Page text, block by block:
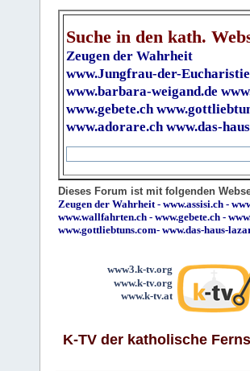
Suche in den kath.
Zeugen der Wahrheit
www.Jungfrau-der-
www.barbara-weigand.de
www.gebete.ch
www.adorare.ch www.das-
Dieses Forum ist mit folgenden
Zeugen der Wahrheit - www.assisi.ch -
www.wallfahrten.ch - www.gebete.ch -
www.gottliebtuns.com- www.das-haus-
www3.k-tv.org
www.k-tv.org
www.k-tv.at
K-TV der katholische